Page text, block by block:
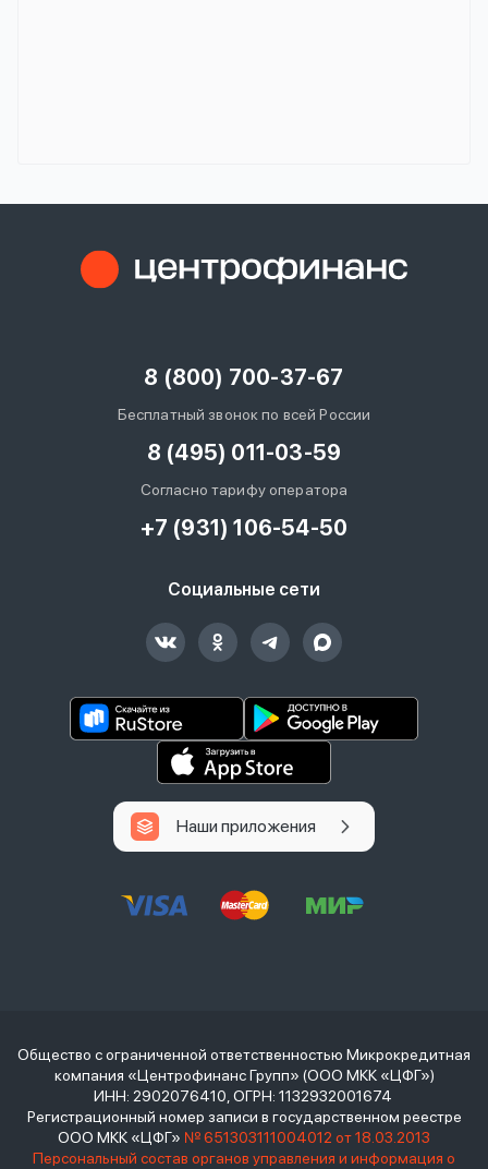
8 (800) 700-37-67
Бесплатный звонок по всей России
8 (495) 011-03-59
Согласно тарифу оператора
+7 (931) 106-54-50
Социальные сети
Наши приложения
Общество с ограниченной ответственностью Микрокредитная
компания «Центрофинанс Групп» (ООО МКК «ЦФГ»)
ИНН: 2902076410, ОГРН: 1132932001674
Регистрационный номер записи в государственном реестре
ООО МКК «ЦФГ» № 651303111004012 от 18.03.2013
Персональный состав органов управления и информация о